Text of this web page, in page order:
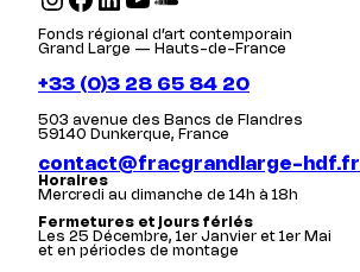
Fonds régional d’art contemporain
Grand Large — Hauts-de-France
+33 (0)3 28 65 84 20
503 avenue des Bancs de Flandres
59140 Dunkerque, France
contact@fracgrandlarge-hdf.fr
Horaires
Mercredi au dimanche de 14h à 18h
Fermetures et jours fériés
Les 25 Décembre, 1er Janvier et 1er Mai
et en périodes de montage